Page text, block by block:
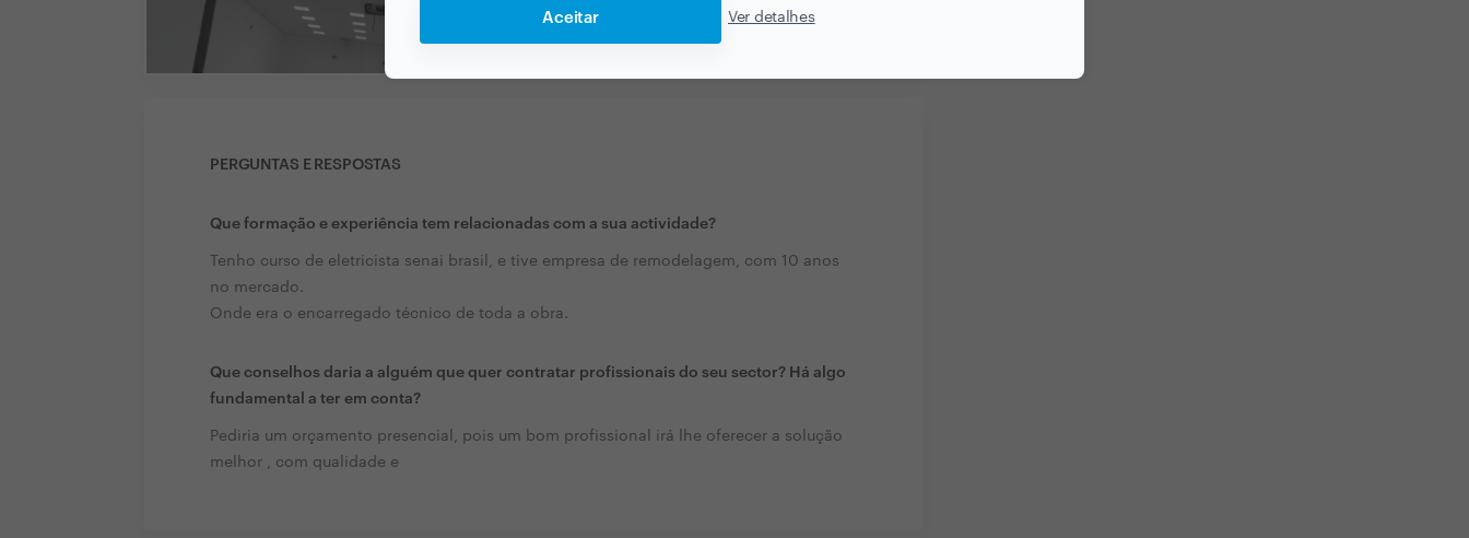
Aceitar Ver detalhes
Ver todas as
fotografias e vídeos
PERGUNTAS E RESPOSTAS
Que formação e experiência tem relacionadas com a sua actividade?
Tenho curso de eletricista senai brasil, e tive empresa de remodelagem, com 10 anos
no mercado.
Onde era o encarregado técnico de toda a obra.
Que conselhos daria a alguém que quer contratar profissionais do seu sector? Há algo
fundamental a ter em conta?
Pediria um orçamento presencial, pois um bom profissional irá lhe oferecer a solução
melhor , com qualidade e